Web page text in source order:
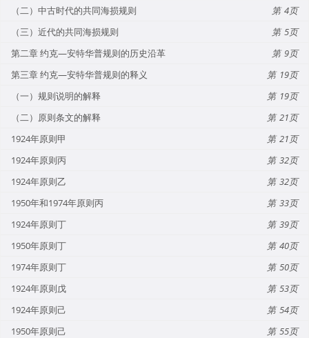
（二）中古时代的共同海损规则
4
（三）近代的共同海损规则
5
第二章 约克—安特华普规则的历史沿革
9
第三章 约克—安特华普规则的释义
19
（一）规则说明的解释
19
（二）原则条文的解释
21
1924年原则甲
21
1924年原则丙
32
1924年原则乙
32
1950年和1974年原则丙
33
1924年原则丁
39
1950年原则丁
40
1974年原则丁
50
1924年原则戊
53
1924年原则己
54
1950年原则己
55